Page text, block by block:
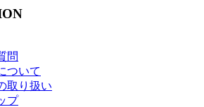
問
ついて
取り扱い
プ